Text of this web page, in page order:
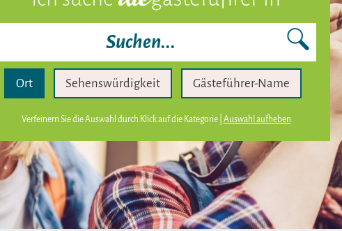
Ort Sehenswürdigkeit Gästeführer-Name
Verfeinern Sie die Auswahl durch Klick auf die Kategorie | Auswahl aufheben